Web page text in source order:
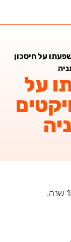
על חיסכון
על